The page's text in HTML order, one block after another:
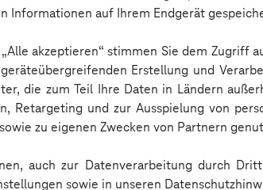
Informationen auf Ihrem Endgerät
akzeptieren“ stimmen Sie dem Zugriff
Erstellung und
die zum Teil Ihre Daten in Ländern
Retargeting und zur Ausspielung von
zu eigenen Zwecken von Partnern
auch zur Datenverarbeitung durch
sowie in unseren
- aber nicht